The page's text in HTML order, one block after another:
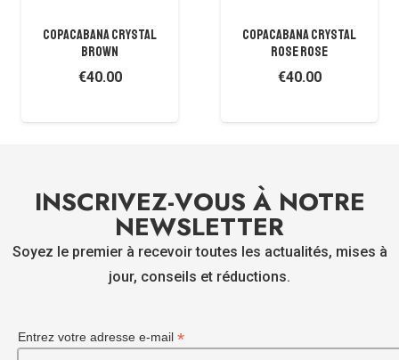
COPACABANA CRYSTAL
BROWN
€40.00
COPACABANA CRYSTAL
ROSE ROSE
€40.00
INSCRIVEZ-VOUS À NOTRE
NEWSLETTER
Soyez le premier à recevoir toutes les actualités, mises à
jour, conseils et réductions.
Entrez votre adresse e-mail *